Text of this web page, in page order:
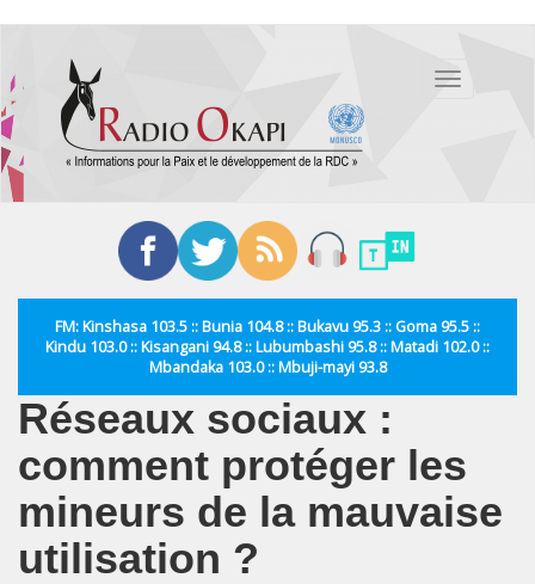
contenu
principal
Toggle
FM: Kinshasa 103.5 :: Bunia 104.8 :: Bukavu 95.3 :: Goma 95.5 ::
Kindu 103.0 :: Kisangani 94.8 :: Lubumbashi 95.8 :: Matadi 102.0 ::
Mbandaka 103.0 :: Mbuji-mayi 93.8
Réseaux sociaux :
comment protéger les
mineurs de la mauvaise
utilisation ?